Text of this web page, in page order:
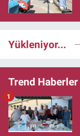
Yükleniyor...
Trend Haberler
1